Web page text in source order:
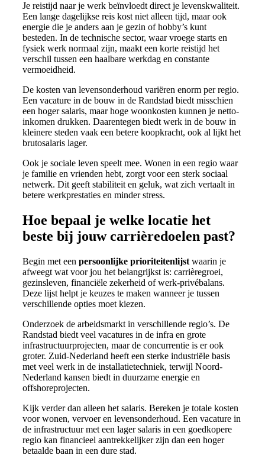
Je reistijd naar je werk beïnvloedt direct je levenskwaliteit.
Een lange dagelijkse reis kost niet alleen tijd, maar ook
energie die je anders aan je gezin of hobby’s kunt
besteden. In de technische sector, waar vroege starts en
fysiek werk normaal zijn, maakt een korte reistijd het
verschil tussen een haalbare werkdag en constante
vermoeidheid.
De kosten van levensonderhoud variëren enorm per regio.
Een vacature in de bouw in de Randstad biedt misschien
een hoger salaris, maar hoge woonkosten kunnen je netto-
inkomen drukken. Daarentegen biedt werk in de bouw in
kleinere steden vaak een betere koopkracht, ook al lijkt het
brutosalaris lager.
Ook je sociale leven speelt mee. Wonen in een regio waar
je familie en vrienden hebt, zorgt voor een sterk sociaal
netwerk. Dit geeft stabiliteit en geluk, wat zich vertaalt in
betere werkprestaties en minder stress.
Hoe bepaal je welke locatie het
beste bij jouw carrièredoelen past?
Begin met een persoonlijke prioriteitenlijst waarin je
afweegt wat voor jou het belangrijkst is: carrièregroei,
gezinsleven, financiële zekerheid of werk-privébalans.
Deze lijst helpt je keuzes te maken wanneer je tussen
verschillende opties moet kiezen.
Onderzoek de arbeidsmarkt in verschillende regio’s. De
Randstad biedt veel vacatures in de infra en grote
infrastructuurprojecten, maar de concurrentie is er ook
groter. Zuid-Nederland heeft een sterke industriële basis
met veel werk in de installatietechniek, terwijl Noord-
Nederland kansen biedt in duurzame energie en
offshoreprojecten.
Kijk verder dan alleen het salaris. Bereken je totale kosten
voor wonen, vervoer en levensonderhoud. Een vacature in
de infrastructuur met een lager salaris in een goedkopere
regio kan financieel aantrekkelijker zijn dan een hoger
betaalde baan in een dure stad.